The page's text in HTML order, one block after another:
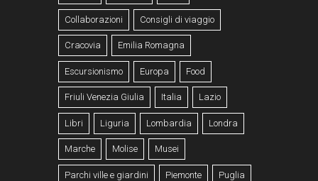
Collaborazioni Consigli di viaggio
Cracovia Emilia Romagna
Escursionismo Europa Food
Friuli Venezia Giulia Italia Lazio
Libri Liguria Lombardia Londra
Marche Molise Musei
Parchi ville e giardini Piemonte Puglia